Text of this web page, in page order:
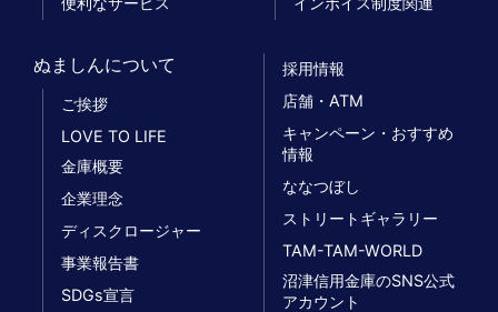
ぬましんについて
ご挨拶
LOVE TO LIFE
金庫概要
企業理念
ディスクロージャー
事業報告書
SDGs宣言
採用情報
店舗・ATM
キャンペーン・おすすめ
情報
ななつぼし
ストリートギャラリー
TAM-TAM-WORLD
沼津信用金庫のSNS公式
アカウント